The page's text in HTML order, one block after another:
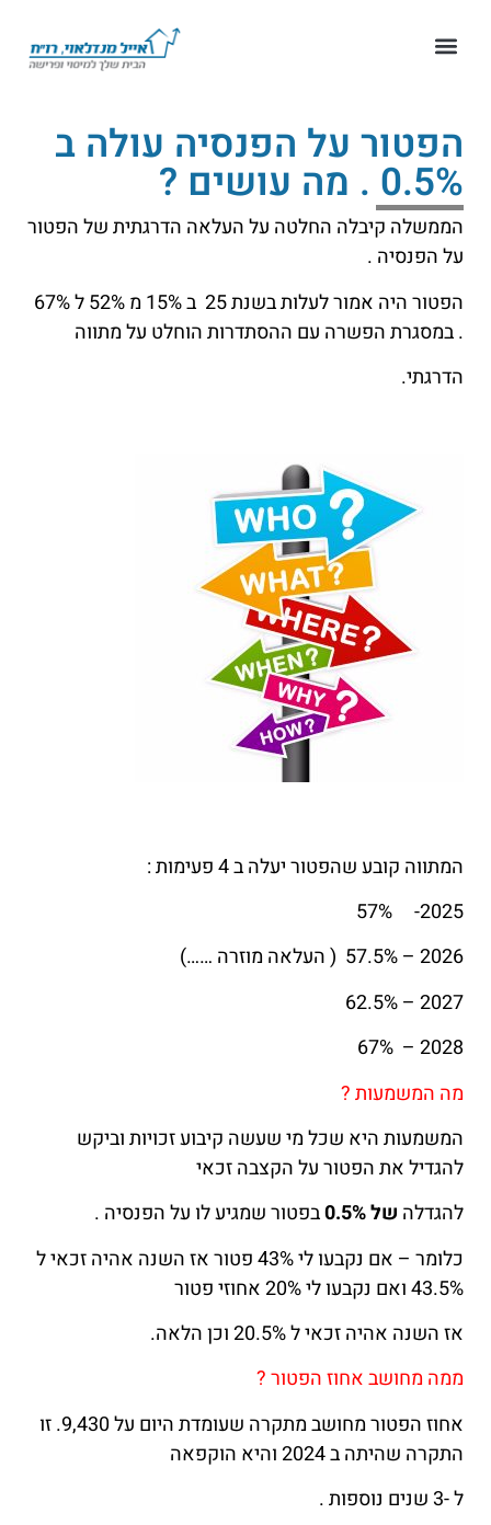
הפטור על הפנסיה עולה ב
0.5% . מה עושים ?
הממשלה קיבלה החלטה על העלאה הדרגתית של הפטור
על הפנסיה .
הפטור היה אמור לעלות בשנת 25 ב 15% מ 52% ל 67%
. במסגרת הפשרה עם ההסתדרות הוחלט על מתווה
הדרגתי.
המתווה קובע שהפטור יעלה ב 4 פעימות :
2025- 57%
2026 – 57.5% ( העלאה מוזרה ……)
2027 – 62.5%
2028 – 67%
מה המשמעות ?
המשמעות היא שכל מי שעשה קיבוע זכויות וביקש
להגדיל את הפטור על הקצבה זכאי
להגדלה של 0.5%
בפטור שמגיע לו על הפנסיה .
כלומר – אם נקבעו לי 43% פטור אז השנה אהיה זכאי ל
43.5% ואם נקבעו לי 20% אחוזי פטור
אז השנה אהיה זכאי ל 20.5% וכן הלאה.
ממה מחושב אחוז הפטור ?
אחוז הפטור מחושב מתקרה שעומדת היום על 9,430. זו
התקרה שהיתה ב 2024 והיא הוקפאה
ל -3 שנים נוספות .